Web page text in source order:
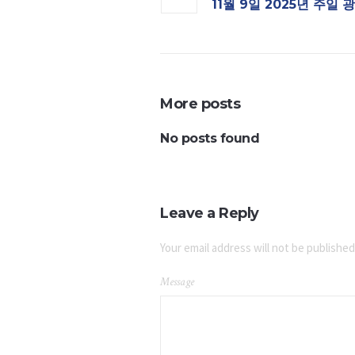
11월 9일 2025년 주일
More posts
No posts found
Leave a Reply
Your email address will not be
Message